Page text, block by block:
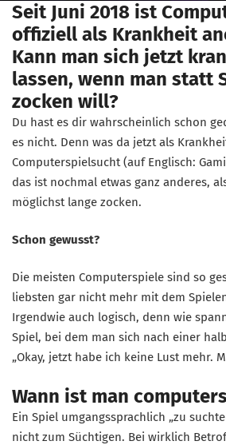
Seit Juni 2018 ist
offiziell als Krankheit
Kann man sich jetzt
lassen, wenn man statt
zocken will?
Du hast es dir wahrscheinlich schon
es nicht. Denn was da jetzt als
Computerspielsucht (auf Englisch:
das ist nochmal etwas ganz anderes,
möglichst lange zocken.
Schon gewusst?
Die meisten Computerspiele sind so
liebsten gar nicht mehr mit dem
Irgendwie auch logisch, denn wie
Spiel, bei dem man sich nach einer
„Okay, jetzt habe ich keine Lust mehr.
Wann ist man
Ein Spiel umgangssprachlich „zu
nicht zum Süchtigen. Bei wirklich